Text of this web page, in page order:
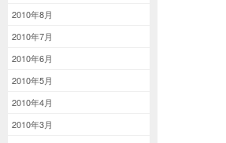
2010年8月
2010年7月
2010年6月
2010年5月
2010年4月
2010年3月